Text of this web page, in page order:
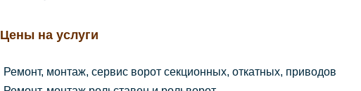
Цены на услуги
Ремонт, монтаж, сервис ворот секционных, откатных, приводов